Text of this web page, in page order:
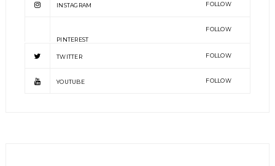
INSTAGRAM FOLLOW
PINTEREST
FOLLOW
TWITTER FOLLOW
YOUTUBE FOLLOW